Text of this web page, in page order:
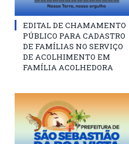
EDITAL DE CHAMAMENTO
PÚBLICO PARA CADASTRO
DE FAMÍLIAS NO SERVIÇO
DE ACOLHIMENTO EM
FAMÍLIA ACOLHEDORA